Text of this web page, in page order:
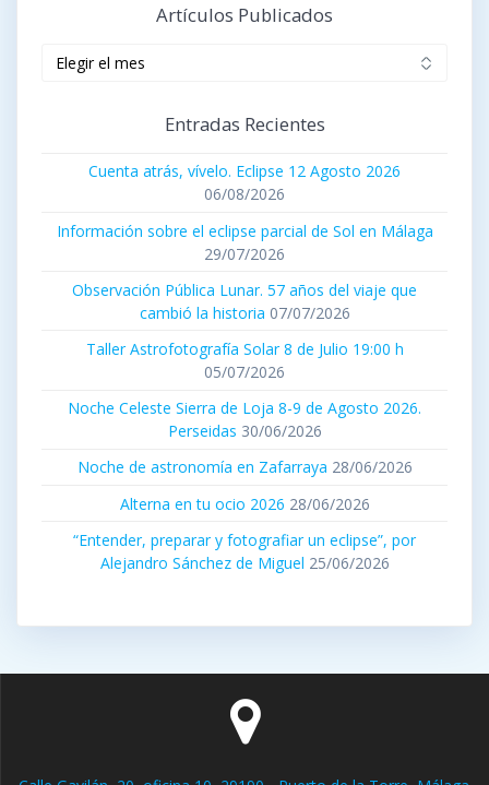
Artículos Publicados
Entradas Recientes
Cuenta atrás, vívelo. Eclipse 12 Agosto 2026
06/08/2026
Información sobre el eclipse parcial de Sol en Málaga
29/07/2026
Observación Pública Lunar. 57 años del viaje que
cambió la historia 07/07/2026
Taller Astrofotografía Solar 8 de Julio 19:00 h
05/07/2026
Noche Celeste Sierra de Loja 8-9 de Agosto 2026.
Perseidas 30/06/2026
Noche de astronomía en Zafarraya 28/06/2026
Alterna en tu ocio 2026 28/06/2026
“Entender, preparar y fotografiar un eclipse”, por
Alejandro Sánchez de Miguel 25/06/2026